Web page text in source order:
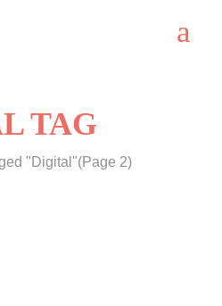
TAG
"Digital"(Page 2)